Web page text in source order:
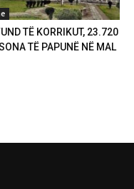
TË KORRIKUT, 23.720
TË PAPUNË NË MAL